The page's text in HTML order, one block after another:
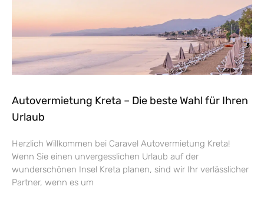
Autovermietung Kreta – Die beste Wahl für Ihren
Urlaub
Herzlich Willkommen bei Caravel Autovermietung Kreta!
Wenn Sie einen unvergesslichen Urlaub auf der
wunderschönen Insel Kreta planen, sind wir Ihr verlässlicher
Partner, wenn es um